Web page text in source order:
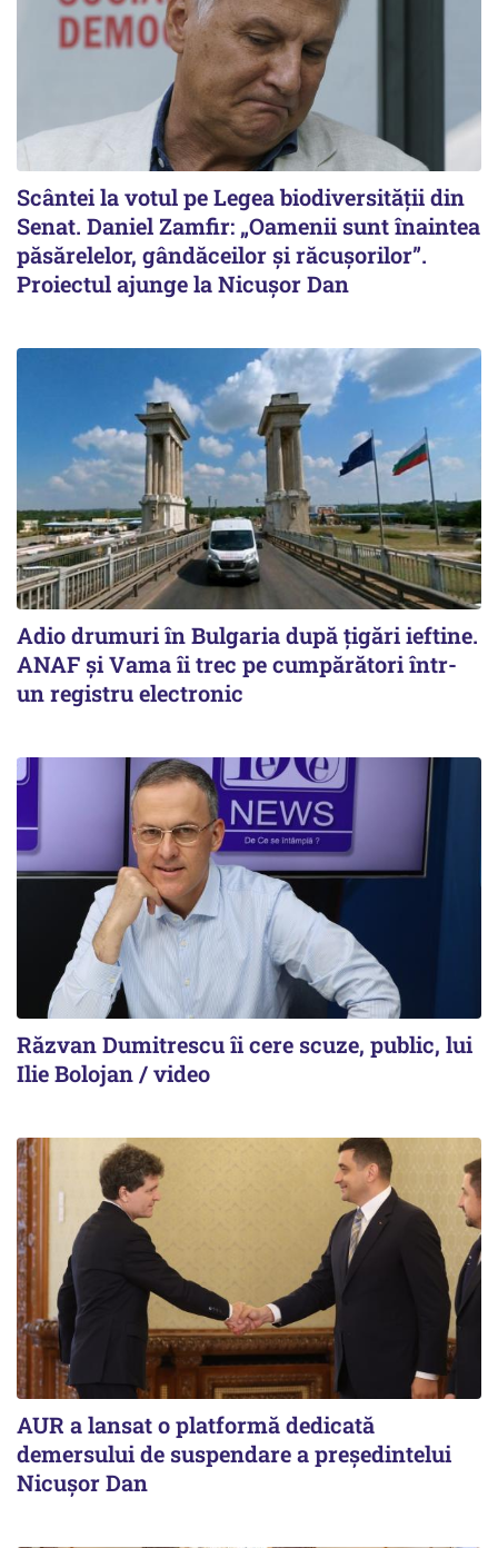
Scântei la votul pe Legea biodiversității din
Senat. Daniel Zamfir: „Oamenii sunt înaintea
păsărelelor, gândăceilor și răcușorilor”.
Proiectul ajunge la Nicușor Dan
Adio drumuri în Bulgaria după țigări ieftine.
ANAF și Vama îi trec pe cumpărători într-
un registru electronic
Răzvan Dumitrescu îi cere scuze, public, lui
Ilie Bolojan / video
AUR a lansat o platformă dedicată
demersului de suspendare a președintelui
Nicușor Dan